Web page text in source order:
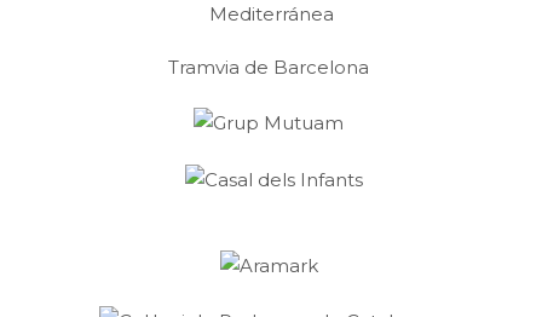
Mediterránea
Tramvia de Barcelona